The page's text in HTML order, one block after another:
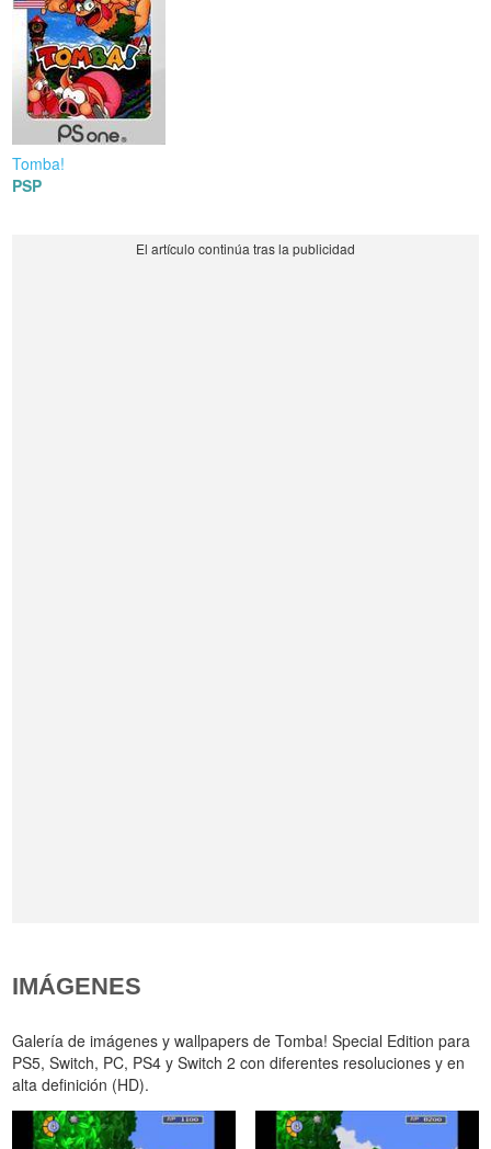
Tomba!
PSP
IMÁGENES
Galería de imágenes y wallpapers de Tomba! Special Edition para
PS5, Switch, PC, PS4 y Switch 2 con diferentes resoluciones y en
alta definición (HD).